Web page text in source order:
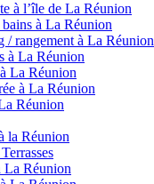
à l’île de La Réunion
bains à La Réunion
/ rangement à La Réunion
à La Réunion
La Réunion
à La Réunion
Réunion
la Réunion
La Réunion